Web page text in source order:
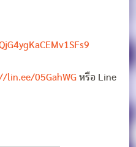
lin.ee/05GahWG หรือ Line